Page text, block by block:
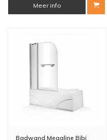
Meer info
Badwand Megaline Bibi